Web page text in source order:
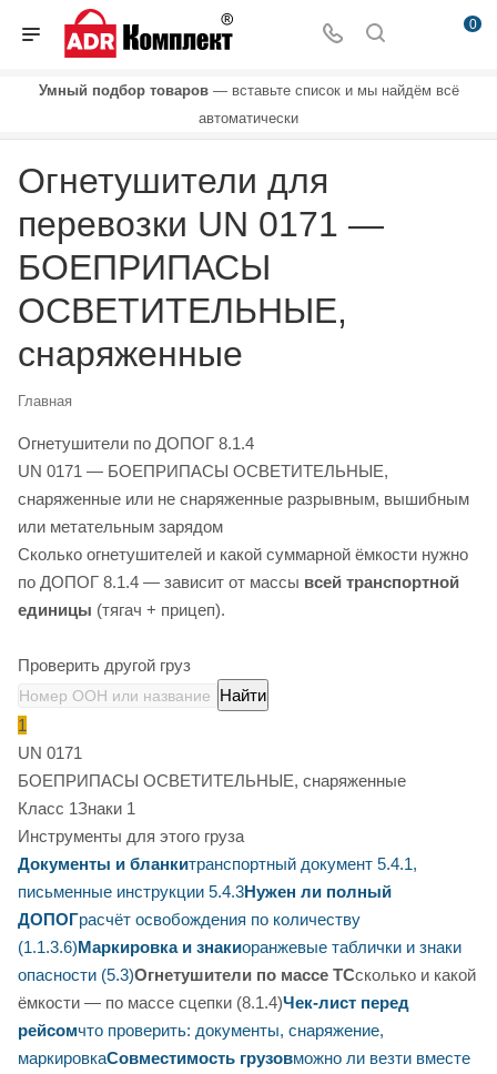
0
Умный подбор товаров— вставьте список и мы найдём всё
автоматически
Огнетушители для
перевозки UN 0171 —
БОЕПРИПАСЫ
ОСВЕТИТЕЛЬНЫЕ,
снаряженные
Главная
Огнетушители по ДОПОГ 8.1.4
UN 0171 — БОЕПРИПАСЫ ОСВЕТИТЕЛЬНЫЕ,
снаряженные или не снаряженные разрывным, вышибным
или метательным зарядом
Сколько огнетушителей и какой суммарной ёмкости нужно
по ДОПОГ 8.1.4 — зависит от массы всей транспортной
единицы (тягач + прицеп).
Проверить другой груз
Найти
1
UN 0171
БОЕПРИПАСЫ ОСВЕТИТЕЛЬНЫЕ, снаряженные
Класс 1Знаки 1
Инструменты для этого груза
Документы и бланкитранспортный документ 5.4.1,
письменные инструкции 5.4.3Нужен ли полный
ДОПОГрасчёт освобождения по количеству
(1.1.3.6)Маркировка и знакиоранжевые таблички и знаки
опасности (5.3)Огнетушители по массе ТСсколько и какой
ёмкости — по массе сцепки (8.1.4)Чек-лист перед
рейсомчто проверить: документы, снаряжение,
маркировкаСовместимость грузовможно ли везти вместе